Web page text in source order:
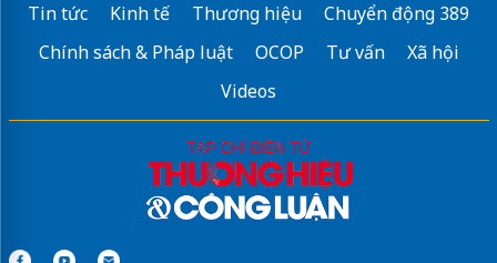
Tin tức Kinh tế Thương hiệu
Chuyển động 389
Chính sách & Pháp luật
OCOP Tư vấn
Xã hội
Videos